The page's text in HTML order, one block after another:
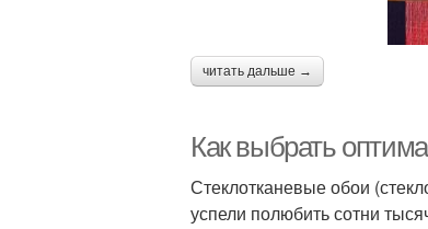
читать дальше →
Как выбрать
Стеклотканевые обои
успели полюбить сотни